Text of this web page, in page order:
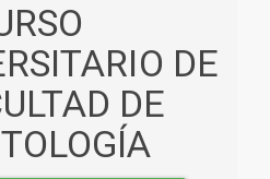
DE
DE